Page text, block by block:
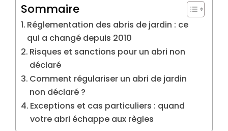
Sommaire
Réglementation des abris de jardin : ce
qui a changé depuis 2010
Risques et sanctions pour un abri non
déclaré
Comment régulariser un abri de jardin
non déclaré ?
Exceptions et cas particuliers : quand
votre abri échappe aux règles